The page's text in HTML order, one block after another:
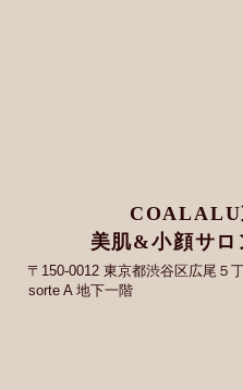
COALALU
美肌&小顔サ
〒150-0012 東京都渋谷区広尾５
sorte A 地下一階